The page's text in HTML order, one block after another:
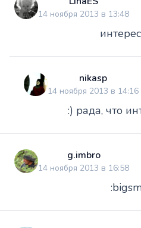
14 ноября 2013 в 13:48
nikasp
14 ноября 2013 в 14:16
:) рада, что
g.imbro
14 ноября 2013 в 16:58